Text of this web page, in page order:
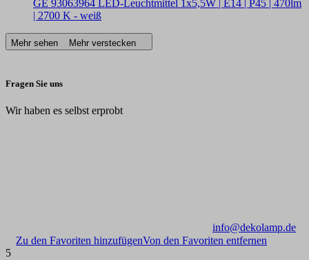
GE 93063964 LED-Leuchtmittel 1x5,5W | E14 | P45 | 470lm
| 2700 K - weiß
Mehr sehen Mehr verstecken
Fragen Sie uns
Wir haben es selbst erprobt
info@dekolamp.de
Zu den Favoriten hinzufügenVon den Favoriten entfernen
5